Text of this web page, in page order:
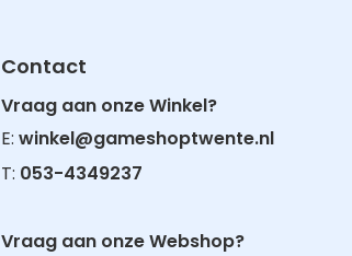
Contact
Vraag aan onze Winkel?
E:winkel@gameshoptwente.nl
T: 053-4349237
Vraag aan onze Webshop?